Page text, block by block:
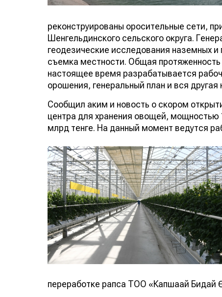
реконструированы оросительные сети,
Шенгельдинского сельского округа.
геодезические исследования наземных
съемка местности. Общая
настоящее время разрабатывается
орошения, генеральный план и вся
Сообщил аким и новость о скором
центра для хранения овощей, мощностью
млрд тенге. На данный момент ведутся
переработке рапса ТОО «Капшағай Бидай